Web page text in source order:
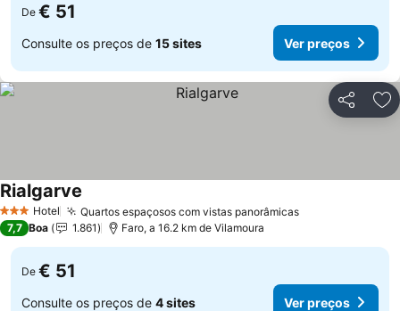
De € 51
Consulte os preços de 15 sites Ver preços
Partilhar
3 EstrelasHotel Quartos espaçosos com vistas panorâmicasVer preços
Rialgarve
7,7 Boa 1.861 Faro, a 16.2 km de Vilamoura
De € 51
Consulte os preços de 4 sites Ver preços